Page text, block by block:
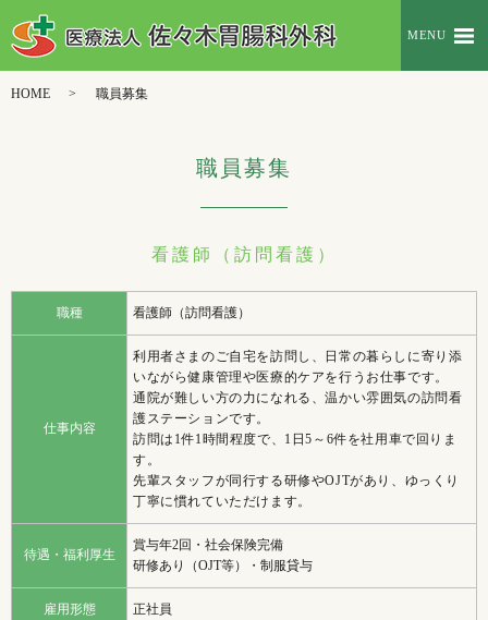
MENU
HOME 職員募集
職員募集
看護師（訪問看護）
職種 看護師（訪問看護）
仕事内容
利用者さまのご自宅を訪問し、日常の暮らしに寄り添
いながら健康管理や医療的ケアを行うお仕事です。
通院が難しい方の力になれる、温かい雰囲気の訪問看
護ステーションです。
訪問は1件1時間程度で、1日5～6件を社用車で回りま
す。
先輩スタッフが同行する研修やOJTがあり、ゆっくり
丁寧に慣れていただけます。
待遇・福利厚生
賞与年2回・社会保険完備
研修あり（OJT等）・制服貸与
雇用形態 正社員